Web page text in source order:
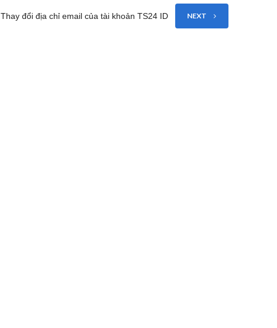
Thay đổi địa chỉ email của tài khoản TS24 ID NEXT